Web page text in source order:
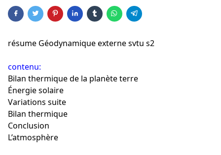
résume Géodynamique externe svtu s2
contenu:
Bilan thermique de la planète terre
Énergie solaire
Variations suite
Bilan thermique
Conclusion
L’atmosphère